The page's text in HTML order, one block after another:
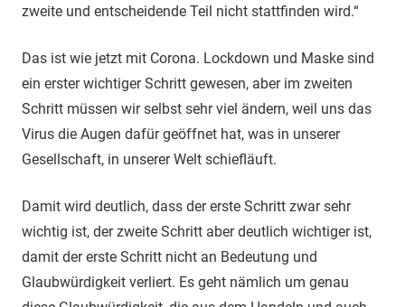
zweite und entscheidende Teil nicht stattfinden wird.“
Das ist wie jetzt mit Corona. Lockdown und Maske sind
ein erster wichtiger Schritt gewesen, aber im zweiten
Schritt müssen wir selbst sehr viel ändern, weil uns das
Virus die Augen dafür geöffnet hat, was in unserer
Gesellschaft, in unserer Welt schiefläuft.
Damit wird deutlich, dass der erste Schritt zwar sehr
wichtig ist, der zweite Schritt aber deutlich wichtiger ist,
damit der erste Schritt nicht an Bedeutung und
Glaubwürdigkeit verliert. Es geht nämlich um genau